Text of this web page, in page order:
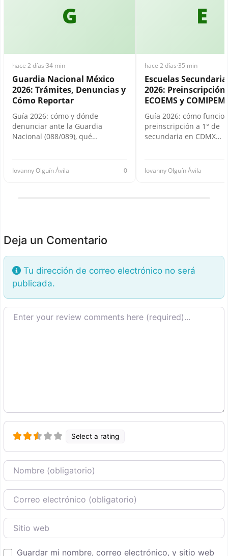
G
hace 2 días·34 min
Guardia Nacional México
2026: Trámites, Denuncias y
Cómo Reportar
Guía 2026: cómo y dónde
denunciar ante la Guardia
Nacional (088/089), qué…
Iovanny Olguín Ávila 0
E
hace 2 días·35 min
Escuelas
2026: Preinscripción,
ECOEMS y
Guía 2026: cómo
preinscripción a 1° de
secundaria en CDMX…
Iovanny Olguín Ávila
Deja un Comentario
Tu dirección de correo electrónico no será
publicada.
Texto de la reseña
Select a rating
Nombre
Correo Electronico
Sitio web
Guardar mi nombre, correo electrónico, y sitio web